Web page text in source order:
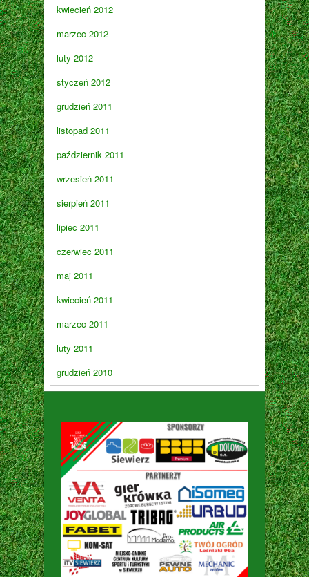
kwiecień 2012
marzec 2012
luty 2012
styczeń 2012
grudzień 2011
listopad 2011
październik 2011
wrzesień 2011
sierpień 2011
lipiec 2011
czerwiec 2011
maj 2011
kwiecień 2011
marzec 2011
luty 2011
grudzień 2010